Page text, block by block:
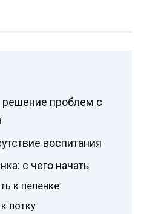
проблем с
воспитания
с чего начать
к пеленке
лотку